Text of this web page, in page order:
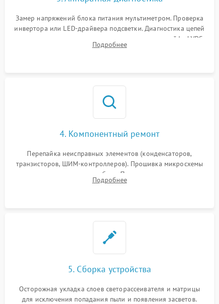
Поломка системы защиты
Замер напряжений блока питания мультиметром. Проверка
инвертора или LED-драйвера подсветки. Диагностика цепей
питания скалера и тестирование сигналов на шлейфе LVDS
Подробнее
4. Компонентный ремонт
Перепайка неисправных элементов (конденсаторов,
транзисторов, ШИМ-контроллеров). Прошивка микросхемы
памяти при программных сбоях. При поломке подсветки —
разборка матрицы и замена выгоревших светодиодов.
Подробнее
5. Сборка устройства
Осторожная укладка слоев светорассеивателя и матрицы
для исключения попадания пыли и появления засветов.